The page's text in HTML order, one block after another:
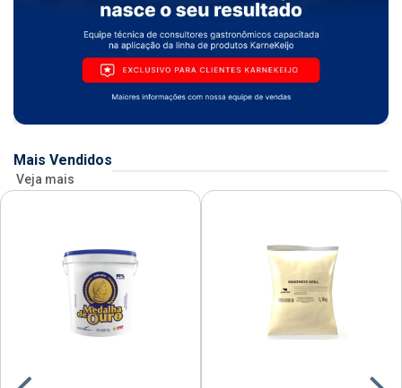
Mais Vendidos
Veja mais